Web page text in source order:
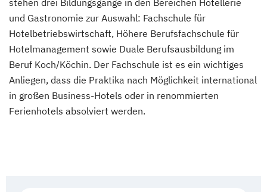
stehen drei Bildungsgänge in den Bereichen Hotellerie
und Gastronomie zur Auswahl: Fachschule für
Hotelbetriebswirtschaft, Höhere Berufsfachschule für
Hotelmanagement sowie Duale Berufsausbildung im
Beruf Koch/Köchin. Der Fachschule ist es ein wichtiges
Anliegen, dass die Praktika nach Möglichkeit international
in großen Business-Hotels oder in renommierten
Ferienhotels absolviert werden.